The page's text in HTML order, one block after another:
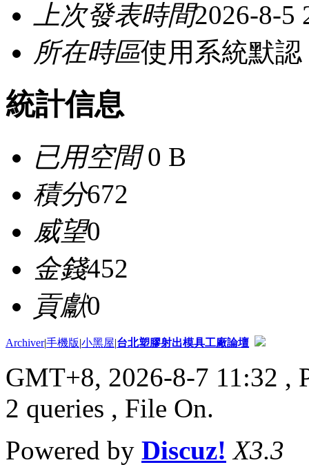
上次發表時間2026-8-5
所在時區使用系統默認
統計信息
已用空間0 B
積分672
威望0
金錢452
貢獻0
Archiver|手機版|小黑屋|台北塑膠射出模具工廠論壇
GMT+8, 2026-8-7 11:32 ,
2 queries , File On.
Powered by Discuz! X3.3